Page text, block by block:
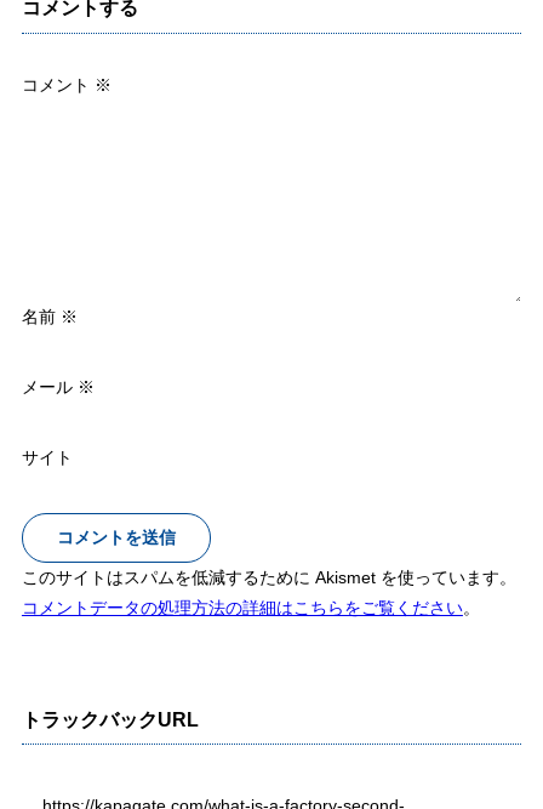
コメントする
コメント ※
名前 ※
メール ※
サイト
このサイトはスパムを低減するために Akismet を使っています。
コメントデータの処理方法の詳細はこちらをご覧ください。
トラックバックURL